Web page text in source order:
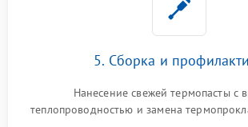
5. Сборка и
Нанесение свежей термопасты с
теплопроводностью и замена